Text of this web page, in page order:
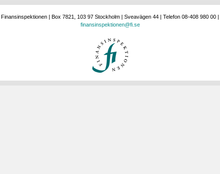
Finansinspektionen | Box 7821, 103 97 Stockholm | Sveavägen 44 | Telefon 08-408 980 00 |
finansinspektionen@fi.se